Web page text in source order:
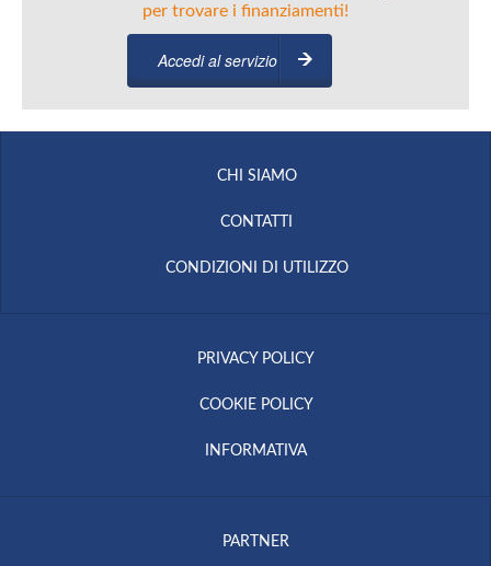
per trovare i finanziamenti!
Accedi al servizio
CHI SIAMO
CONTATTI
CONDIZIONI DI UTILIZZO
PRIVACY POLICY
COOKIE POLICY
INFORMATIVA
PARTNER